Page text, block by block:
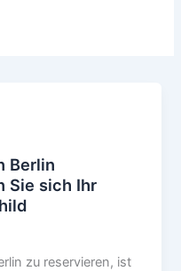
Berlin
Sie sich Ihr
zu reservieren, ist